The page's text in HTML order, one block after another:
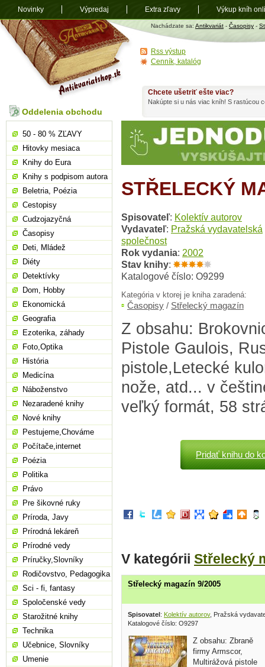
Antikvariát
shop.sk
Nachádzate sa: Antikvariát - Časopisy -
STŘELECKÝ
Spisovateľ: Kolektív autorov
Vydavateľ: Pražská vydavatelská
společnost
Rok vydania: 2002
Stav knihy:
Katalogové číslo: O9299
Kategória v ktorej je kniha zaradená:
Časopisy / Střelecký magazín
Z obsahu:
Pistole Gaulois,
pistole,Letecké
nože, atd... v
veľký formát, 58
Pridať knihu do
V kategórii Střelecký
Střelecký magazín 9/2005
Spisovatel: Kolektív autorov, Pražská
Katalogové číslo: O9297
Z obsahu: Zbraně
firmy Armscor,
Multirážová pistole
Chcete ušetriť ešte viac?
Nakúpte si u nás viac kníh! S rastúcou
Oddelenia obchodu
50 - 80 % ZĽAVY
Hitovky mesiaca
Knihy do Eura
Knihy s podpisom autora
Beletria, Poézia
Cestopisy
Cudzojazyčná
Časopisy
Deti, Mládež
Diéty
Detektívky
Dom, Hobby
Ekonomická
Geografia
Ezoterika, záhady
Foto,Optika
História
Medicína
Náboženstvo
Nezaradené knihy
Nové knihy
Pestujeme,Chováme
Počítače,internet
Poézia
Politika
Právo
Pre šikovné ruky
Príroda, Javy
Prírodná lekáreň
Prírodné vedy
Príručky,Slovníky
Rodičovstvo, Pedagogika
Sci - fi, fantasy
Spoločenské vedy
Starožitné knihy
Technika
Učebnice, Slovníky
Umenie
Rss výstup
Cenník, katalóg
Novinky Výpredaj Extra zľavy Výkup kníh